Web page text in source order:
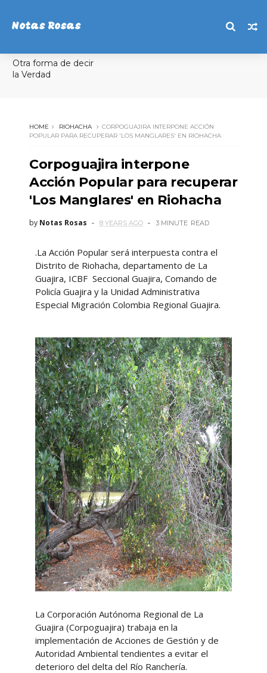
Notas Rosas
Otra forma de decir
la Verdad
HOME RIOHACHA
CORPOGUAJIRA INTERPONE ACCIÓN
POPULAR PARA RECUPERAR 'LOS MANGLARES' EN RIOHACHA
Corpoguajira interpone
Acción Popular para recuperar
'Los Manglares' en Riohacha
by Notas Rosas 8 YEARS AGO 3 MINUTE READ
.La Acción Popular será interpuesta contra el
Distrito de Riohacha, departamento de La
Guajira, ICBF Seccional Guajira, Comando de
Policía Guajira y la Unidad Administrativa
Especial Migración Colombia Regional Guajira.
La Corporación Autónoma Regional de La
Guajira (Corpoguajira) trabaja en la
implementación de Acciones de Gestión y de
Autoridad Ambiental tendientes a evitar el
deterioro del delta del Río Ranchería.